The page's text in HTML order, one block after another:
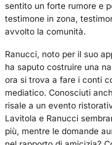
sentito un forte rumore e
testimone in zona,
avvolto la comunità.
Ranucci, noto per il suo
ha saputo costruire una
ora si trova a fare i conti
mediatico. Conosciuti
risale a un evento
Lavitola e Ranucci
più, mentre le domande